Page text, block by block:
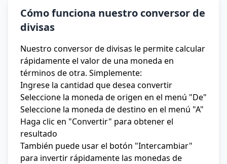
Cómo funciona nuestro conversor de
divisas
Nuestro conversor de divisas le permite calcular
rápidamente el valor de una moneda en
términos de otra. Simplemente:
Ingrese la cantidad que desea convertir
Seleccione la moneda de origen en el menú "De"
Seleccione la moneda de destino en el menú "A"
Haga clic en "Convertir" para obtener el
resultado
También puede usar el botón "Intercambiar"
para invertir rápidamente las monedas de